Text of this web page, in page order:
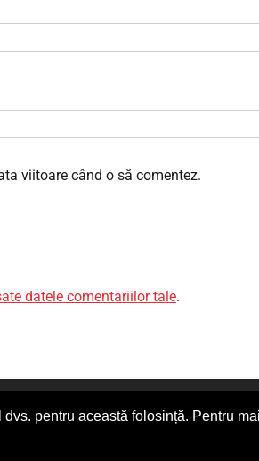
pentru această folosință. Pentru
viitoare când o să comentez.
datele comentariilor tale.